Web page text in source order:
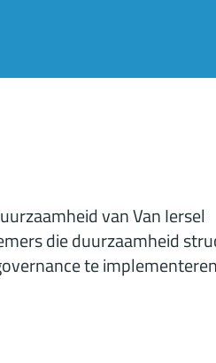
van Van Iersel
die duurzaamheid
te